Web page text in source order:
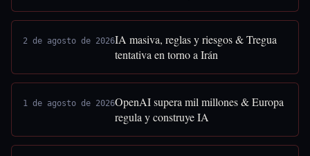
2 de agosto de 2026IA masiva, reglas y riesgos & Tregua
tentativa en torno a Irán
1 de agosto de 2026OpenAI supera mil millones & Europa
regula y construye IA